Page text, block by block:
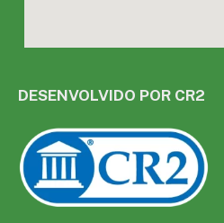
DESENVOLVIDO POR CR2